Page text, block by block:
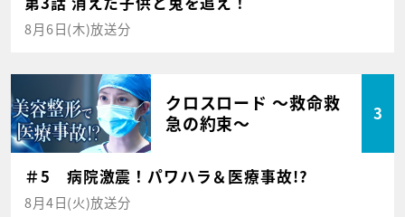
8月6日(木)放送分
クロスロード ～救命救
急の約束～
3
＃5 病院激震！パワハラ＆医療事故!?
8月4日(火)放送分